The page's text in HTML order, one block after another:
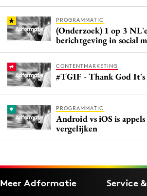
PROGRAMMATIC
(Onderzoek) 1 op 3
berichtgeving in social
CONTENTMARKETING
#TGIF - Thank God
PROGRAMMATIC
Android vs iOS is
vergelijken
Meer Adformatie Service